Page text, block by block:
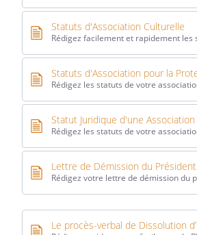
Statuts d'Association Culturelle
Rédigez facilement et rapidement
Statuts d'Association pour la
Rédigez les statuts de votre
Statut Juridique d'une
Rédigez les statuts de votre
Lettre de Démission du
Rédigez votre lettre de démission du
Le procès-verbal de Dissolution